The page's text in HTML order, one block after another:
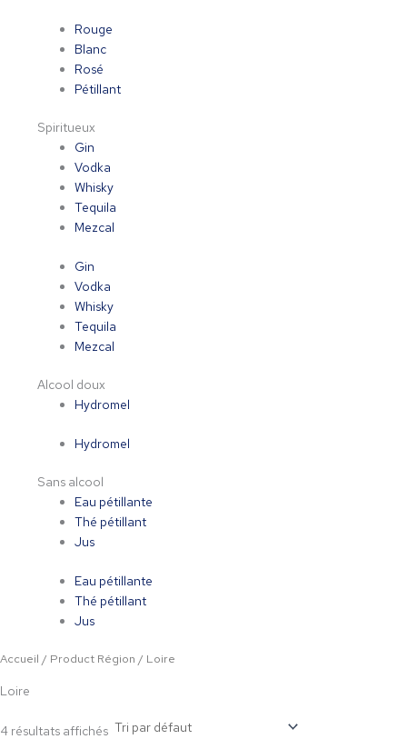
Rouge
Blanc
Rosé
Pétillant
Spiritueux
Gin
Vodka
Whisky
Tequila
Mezcal
Gin
Vodka
Whisky
Tequila
Mezcal
Alcool doux
Hydromel
Hydromel
Sans alcool
Eau pétillante
Thé pétillant
Jus
Eau pétillante
Thé pétillant
Jus
Accueil / Product Région / Loire
Loire
4 résultats affichés